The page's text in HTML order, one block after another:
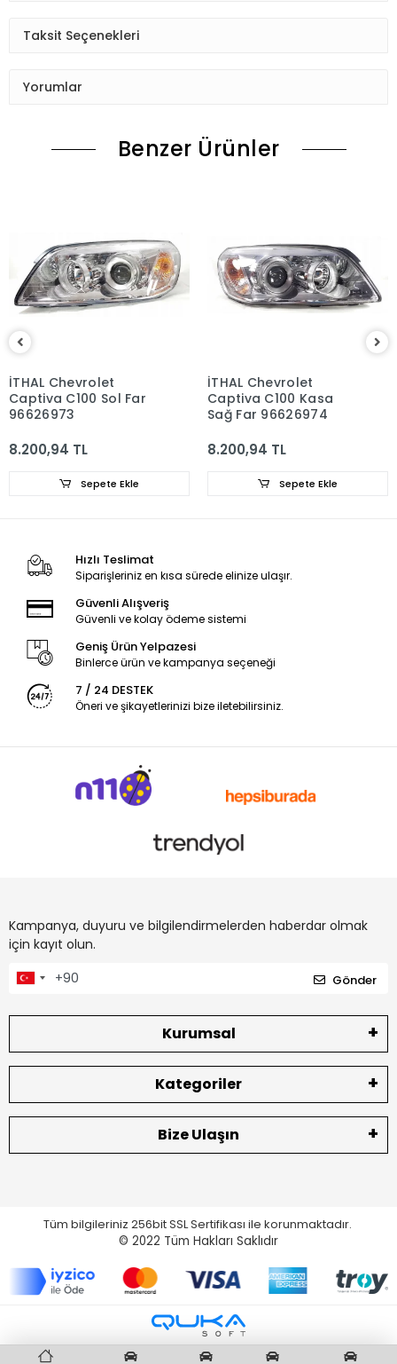
Taksit Seçenekleri
Yorumlar
Benzer Ürünler
İTHAL Chevrolet
Captiva C100 Sol Far
96626973
8.200,94 TL
Sepete Ekle
İTHAL Chevrolet
Captiva C100 Kasa
Sağ Far 96626974
8.200,94 TL
Sepete Ekle
Hızlı Teslimat
Siparişleriniz en kısa sürede elinize ulaşır.
Güvenli Alışveriş
Güvenli ve kolay ödeme sistemi
Geniş Ürün Yelpazesi
Binlerce ürün ve kampanya seçeneği
7 / 24 DESTEK
Öneri ve şikayetlerinizi bize iletebilirsiniz.
Kampanya, duyuru ve bilgilendirmelerden haberdar olmak
için kayıt olun.
Gönder
Kurumsal
Kategoriler
Bize Ulaşın
Tüm bilgileriniz 256bit SSL Sertifikası ile korunmaktadır.
© 2022 Tüm Hakları Saklıdır